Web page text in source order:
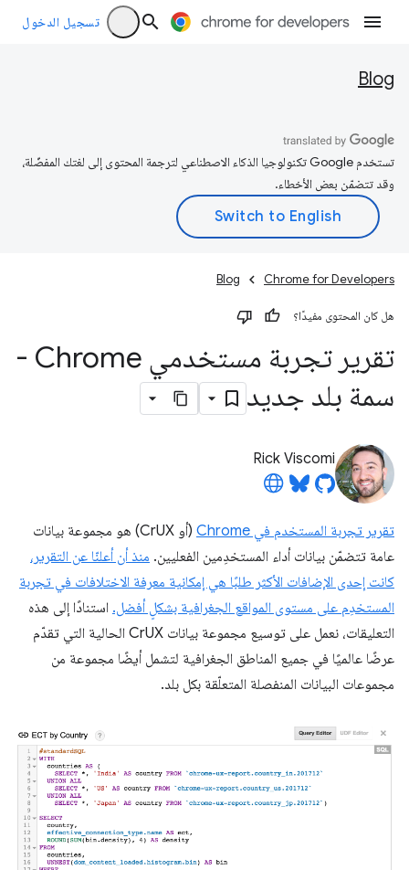
تسجيل الدخول
Blog
تستخدم Google تكنولوجيا الذكاء الاصطناعي لترجمة المحتوى إلى لغتك المفضّلة،
وقد تتضمّن بعض الأخطاء.
Chrome for Developers
Blog
هل كان المحتوى مفيدًا؟
تقرير تجربة مستخدمي Chrome -
سمة بلد جديد
Rick Viscomi
تقرير تجربة المستخدم في Chrome
(أو CrUX) هو مجموعة بيانات
عامة تتضمّن بيانات أداء المستخدِمين الفعليين. منذ أن أعلنّا عن التقرير،
كانت إحدى الإضافات الأكثر طلبًا هي إمكانية معرفة الاختلافات في تجربة
المستخدِم على مستوى المواقع الجغرافية بشكلٍ أفضل. استنادًا إلى هذه
التعليقات، نعمل على توسيع مجموعة بيانات CrUX الحالية التي تقدّم
عرضًا عالميًا في جميع المناطق الجغرافية لتشمل أيضًا مجموعة من
مجموعات البيانات المنفصلة المتعلّقة بكل بلد.